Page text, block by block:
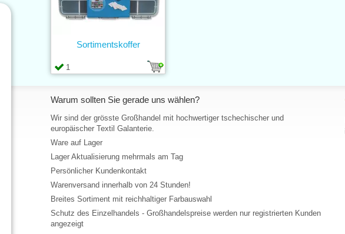
1
Sortimentskoffer
Warum sollten Sie gerade uns wählen?
Wir sind der grösste Großhandel mit hochwertiger tschechischer und
europäischer Textil Galanterie.
Ware auf Lager
Lager Aktualisierung mehrmals am Tag
Persönlicher Kundenkontakt
Warenversand innerhalb von 24 Stunden!
Breites Sortiment mit reichhaltiger Farbauswahl
Schutz des Einzelhandels - Großhandelspreise werden nur registrierten Kunden
angezeigt